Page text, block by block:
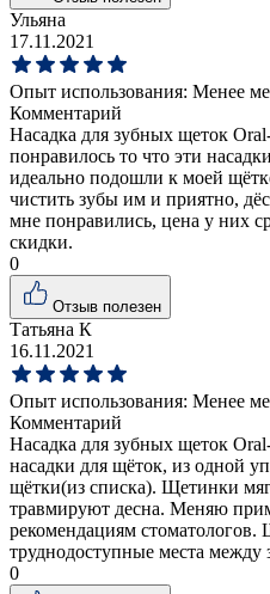
Ульяна
17.11.2021
Опыт использования: Менее
Комментарий
Насадка для зубных щеток
понравилось то что эти
идеально подошли к моей
чистить зубы им и приятно,
мне понравились, цена у них
скидки.
0
Отзыв полезен
Татьяна К
16.11.2021
Опыт использования: Менее
Комментарий
Насадка для зубных щеток
насадки для щёток, из одной
щётки(из списка). Щетинки
травмируют десна. Меняю
рекомендациям
труднодоступные места между
0